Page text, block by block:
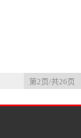
第2页/共26页